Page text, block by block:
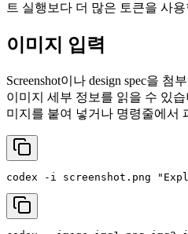
트 실행보다 더 많은 토큰을 사
이미지 입력
Screenshot이나 design spec을 첨
이미지 세부 정보를 읽을 수 있습
미지를 붙여 넣거나 명령줄에서
codex -i screenshot.png